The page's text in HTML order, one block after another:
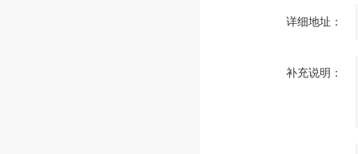
详细地址：
补充说明：